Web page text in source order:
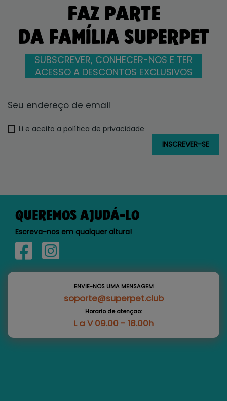
FAZ PARTE
DA FAMÍLIA SUPERPET
SUBSCREVER, CONHECER-NOS E TER
ACESSO A DESCONTOS EXCLUSIVOS
Li e aceito a política de privacidade
QUEREMOS AJUDÁ-LO
Escreva-nos em qualquer altura!
ENVIE-NOS UMA MENSAGEM
soporte@superpet.club
Horario de atençao:
L a V 09.00 - 18.00h